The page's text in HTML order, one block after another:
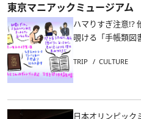
東京マニアックミュージアム
ハマりすぎ注意!?
覗ける「手帳類図
TRIP CULTURE
日本オリンピック